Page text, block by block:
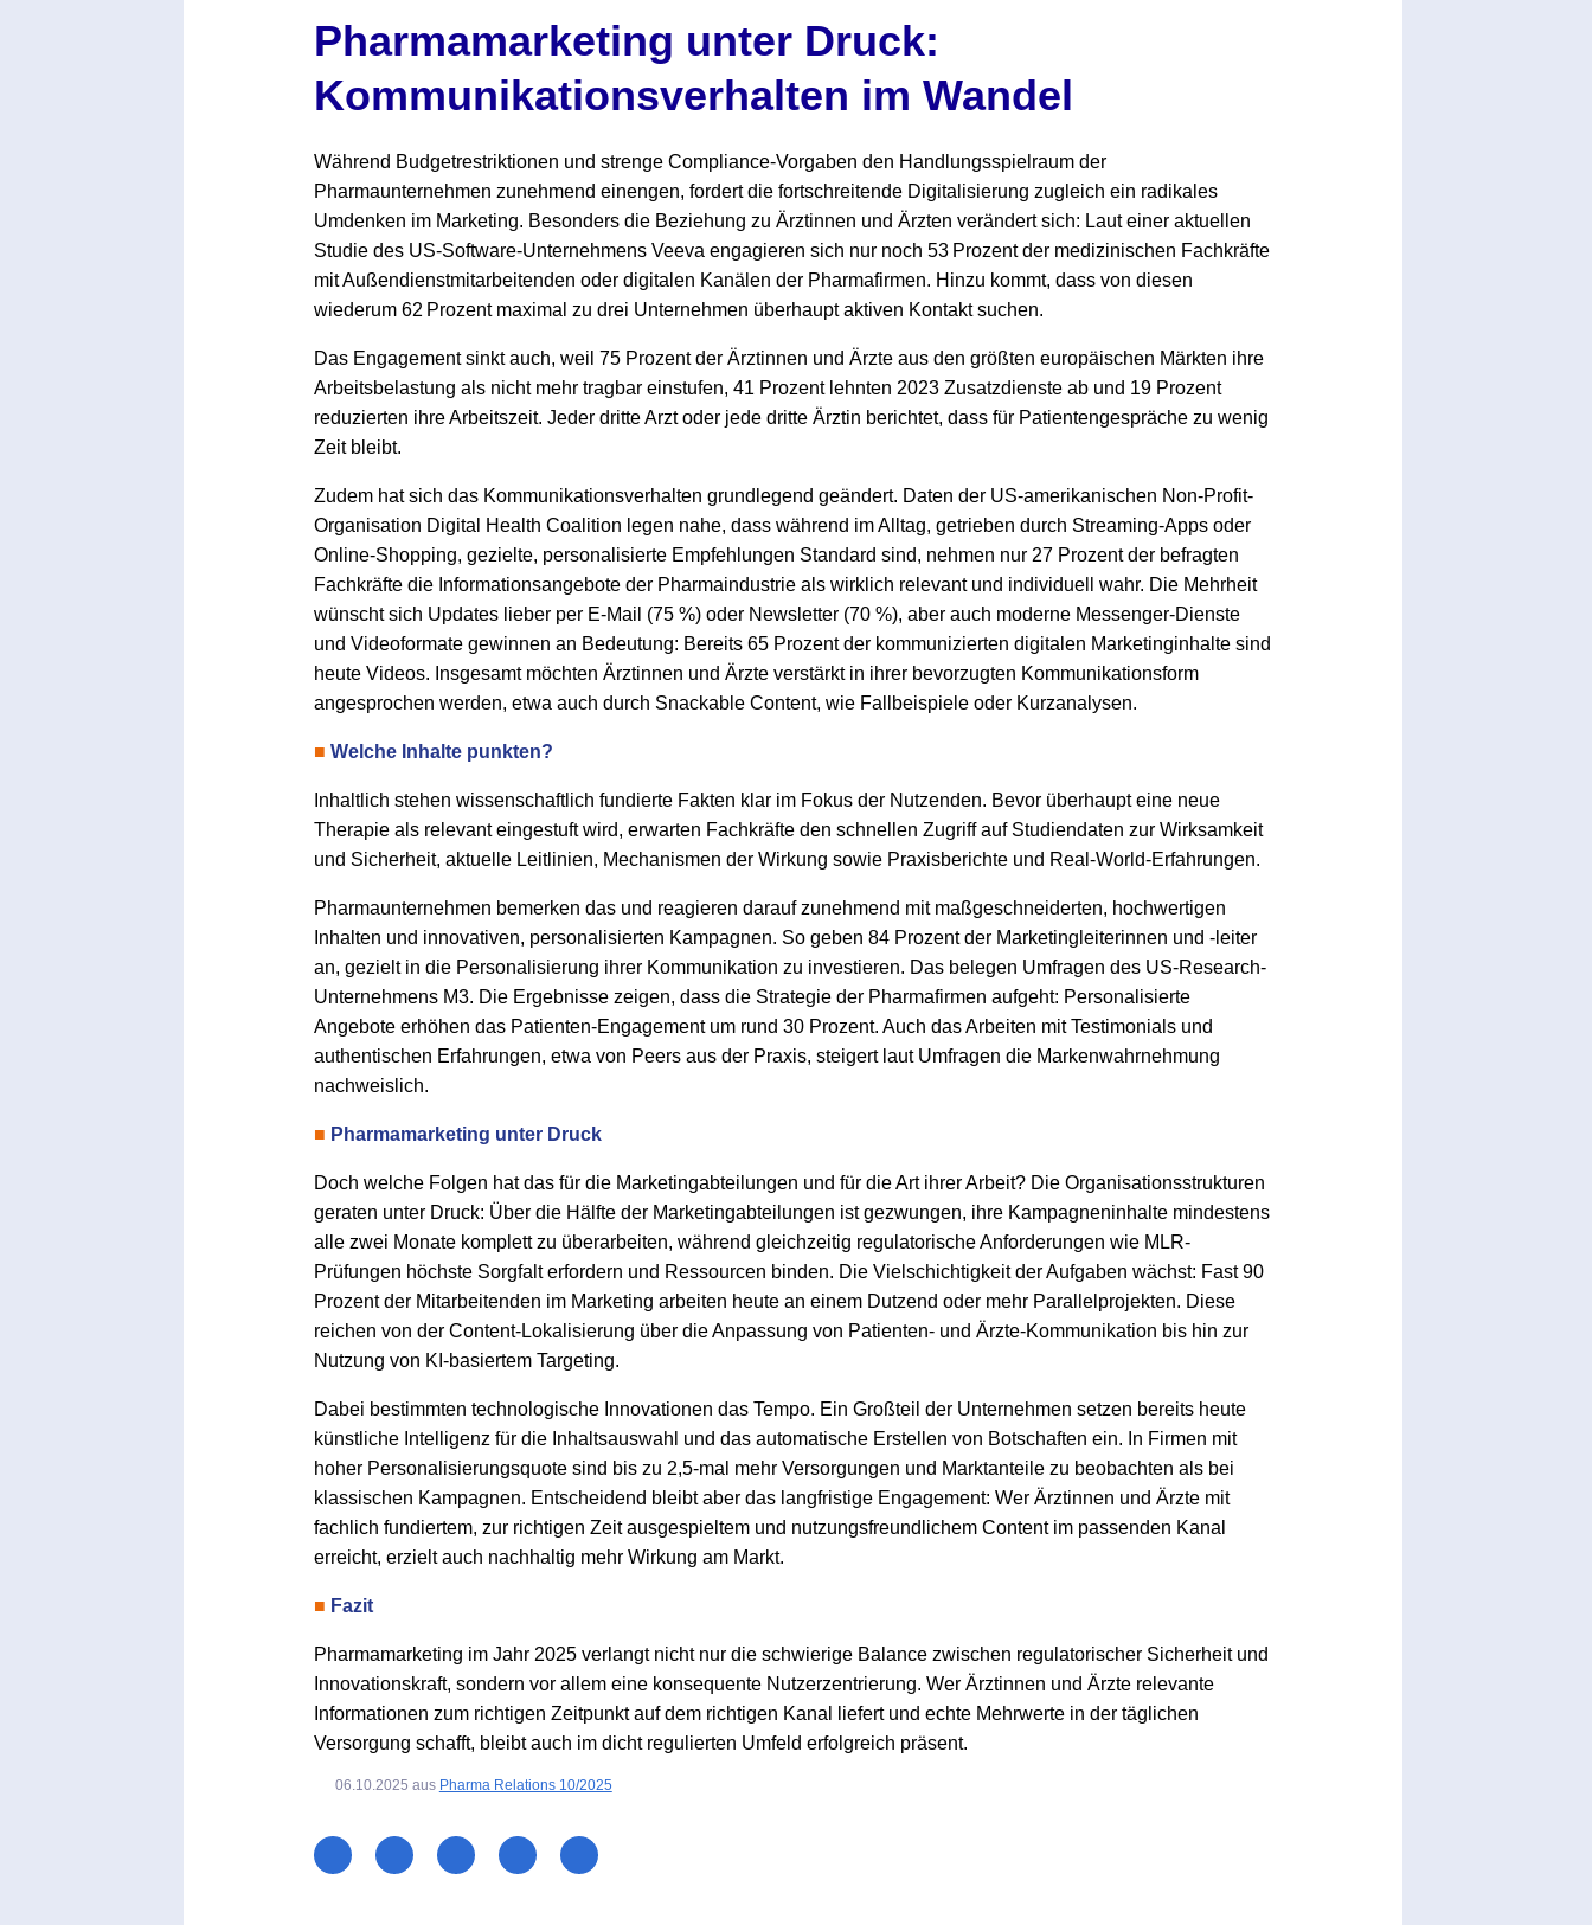
Pharmamarketing unter Druck:
Kommunikationsverhalten im Wandel
Während Budgetrestriktionen und strenge Compliance-Vorgaben den Handlungsspielraum der
Pharmaunternehmen zunehmend einengen, fordert die fortschreitende Digitalisierung zugleich ein radikales
Umdenken im Marketing. Besonders die Beziehung zu Ärztinnen und Ärzten verändert sich: Laut einer aktuellen
Studie des US-Software-Unternehmens Veeva engagieren sich nur noch 53 Prozent der medizinischen Fachkräfte
mit Außendienstmitarbeitenden oder digitalen Kanälen der Pharmafirmen. Hinzu kommt, dass von diesen
wiederum 62 Prozent maximal zu drei Unternehmen überhaupt aktiven Kontakt suchen.
Das Engagement sinkt auch, weil 75 Prozent der Ärztinnen und Ärzte aus den größten europäischen Märkten ihre
Arbeitsbelastung als nicht mehr tragbar einstufen, 41 Prozent lehnten 2023 Zusatzdienste ab und 19 Prozent
reduzierten ihre Arbeitszeit. Jeder dritte Arzt oder jede dritte Ärztin berichtet, dass für Patientengespräche zu wenig
Zeit bleibt.
Zudem hat sich das Kommunikationsverhalten grundlegend geändert. Daten der US-amerikanischen Non-Profit-
Organisation Digital Health Coalition legen nahe, dass während im Alltag, getrieben durch Streaming-Apps oder
Online-Shopping, gezielte, personalisierte Empfehlungen Standard sind, nehmen nur 27 Prozent der befragten
Fachkräfte die Informationsangebote der Pharmaindustrie als wirklich relevant und individuell wahr. Die Mehrheit
wünscht sich Updates lieber per E-Mail (75 %) oder Newsletter (70 %), aber auch moderne Messenger-Dienste
und Videoformate gewinnen an Bedeutung: Bereits 65 Prozent der kommunizierten digitalen Marketinginhalte sind
heute Videos. Insgesamt möchten Ärztinnen und Ärzte verstärkt in ihrer bevorzugten Kommunikationsform
angesprochen werden, etwa auch durch Snackable Content, wie Fallbeispiele oder Kurzanalysen.
■ Welche Inhalte punkten?
Inhaltlich stehen wissenschaftlich fundierte Fakten klar im Fokus der Nutzenden. Bevor überhaupt eine neue
Therapie als relevant eingestuft wird, erwarten Fachkräfte den schnellen Zugriff auf Studiendaten zur Wirksamkeit
und Sicherheit, aktuelle Leitlinien, Mechanismen der Wirkung sowie Praxisberichte und Real-World-Erfahrungen.
Pharmaunternehmen bemerken das und reagieren darauf zunehmend mit maßgeschneiderten, hochwertigen
Inhalten und innovativen, personalisierten Kampagnen. So geben 84 Prozent der Marketingleiterinnen und -leiter
an, gezielt in die Personalisierung ihrer Kommunikation zu investieren. Das belegen Umfragen des US-Research-
Unternehmens M3. Die Ergebnisse zeigen, dass die Strategie der Pharmafirmen aufgeht: Personalisierte
Angebote erhöhen das Patienten-Engagement um rund 30 Prozent. Auch das Arbeiten mit Testimonials und
authentischen Erfahrungen, etwa von Peers aus der Praxis, steigert laut Umfragen die Markenwahrnehmung
nachweislich.
■ Pharmamarketing unter Druck
Doch welche Folgen hat das für die Marketingabteilungen und für die Art ihrer Arbeit? Die Organisationsstrukturen
geraten unter Druck: Über die Hälfte der Marketingabteilungen ist gezwungen, ihre Kampagneninhalte mindestens
alle zwei Monate komplett zu überarbeiten, während gleichzeitig regulatorische Anforderungen wie MLR-
Prüfungen höchste Sorgfalt erfordern und Ressourcen binden. Die Vielschichtigkeit der Aufgaben wächst: Fast 90
Prozent der Mitarbeitenden im Marketing arbeiten heute an einem Dutzend oder mehr Parallelprojekten. Diese
reichen von der Content-Lokalisierung über die Anpassung von Patienten- und Ärzte-Kommunikation bis hin zur
Nutzung von KI-basiertem Targeting.
Dabei bestimmten technologische Innovationen das Tempo. Ein Großteil der Unternehmen setzen bereits heute
künstliche Intelligenz für die Inhaltsauswahl und das automatische Erstellen von Botschaften ein. In Firmen mit
hoher Personalisierungsquote sind bis zu 2,5-mal mehr Versorgungen und Marktanteile zu beobachten als bei
klassischen Kampagnen. Entscheidend bleibt aber das langfristige Engagement: Wer Ärztinnen und Ärzte mit
fachlich fundiertem, zur richtigen Zeit ausgespieltem und nutzungsfreundlichem Content im passenden Kanal
erreicht, erzielt auch nachhaltig mehr Wirkung am Markt.
■ Fazit
Pharmamarketing im Jahr 2025 verlangt nicht nur die schwierige Balance zwischen regulatorischer Sicherheit und
Innovationskraft, sondern vor allem eine konsequente Nutzerzentrierung. Wer Ärztinnen und Ärzte relevante
Informationen zum richtigen Zeitpunkt auf dem richtigen Kanal liefert und echte Mehrwerte in der täglichen
Versorgung schafft, bleibt auch im dicht regulierten Umfeld erfolgreich präsent.
06.10.2025 aus Pharma Relations 10/2025